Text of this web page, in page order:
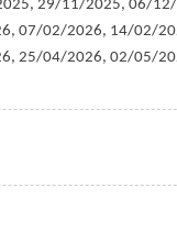
29/11/2025, 06/
07/02/2026, 14/02/
25/04/2026, 02/05/